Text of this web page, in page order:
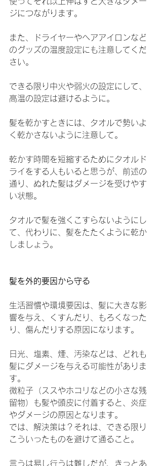
ジにつながります。
また、ドライヤーやヘアアイロンなど
のグッズの温度設定にも注意してくだ
さい。
できる限り中火や弱火の設定にして、
高温の設定は避けるように。
髪を乾かすときには、タオルで勢いよ
く乾かさないように注意して。
乾かす時間を短縮するためにタオルド
ライをする人もいると思うが、前述の
通り、ぬれた髪はダメージを受けやす
い状態。
タオルで髪を強くこすらないようにし
て、代わりに、髪をたたくように乾か
しましょう。
髪を外的要因から守る
生活習慣や環境要因は、髪に大きな影
響を与え、くすんだり、もろくなった
り、傷んだりする原因になります。
日光、塩素、煙、汚染などは、どれも
髪にダメージを与える可能性がありま
す。
微粒子（ススやホコリなどの小さな残
留物）も髪や頭皮に付着すると、炎症
やダメージの原因となります。
では、解決策は？それは、できる限り
こういったものを避けて通ること。
言うは易し行うは難しだが、きっとあ